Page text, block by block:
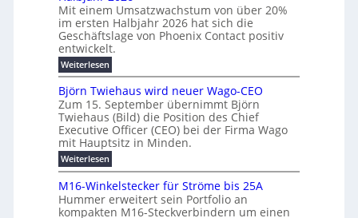
c
h
t
m
e
r
T
e
m
p
o
u
n
d
b
f
ü
r
m
o
d
e
r
n
e
E
e
r
-
S
i
c
h
e
r
u
n
g
s
l
a
s
i
g
u
n
g
b
e
i
m
2
0
2
6
E
a
c
h
d
u
r
c
f
ü
h
u
n
g
e
n
f
ü
Mit einem Umsatzwachstum von über 20%
im ersten Halbjahr 2026 hat sich die
Geschäftslage von Phoenix Contact positiv
entwickelt.
Weiterlesen:
U
m
s
a
t
w
a
c
h
s
t
u
Björn Twiehaus wird neuer Wago-CEO
Zum 15. September übernimmt Björn
Twiehaus (Bild) die Position des Chief
Executive Officer (CEO) bei der Firma Wago
mit Hauptsitz in Minden.
Weiterlesen:
B
j
ö
r
n
M16-Winkelstecker für Ströme bis 25A
Hummer erweitert sein Portfolio an
kompakten M16-Steckverbindern um einen